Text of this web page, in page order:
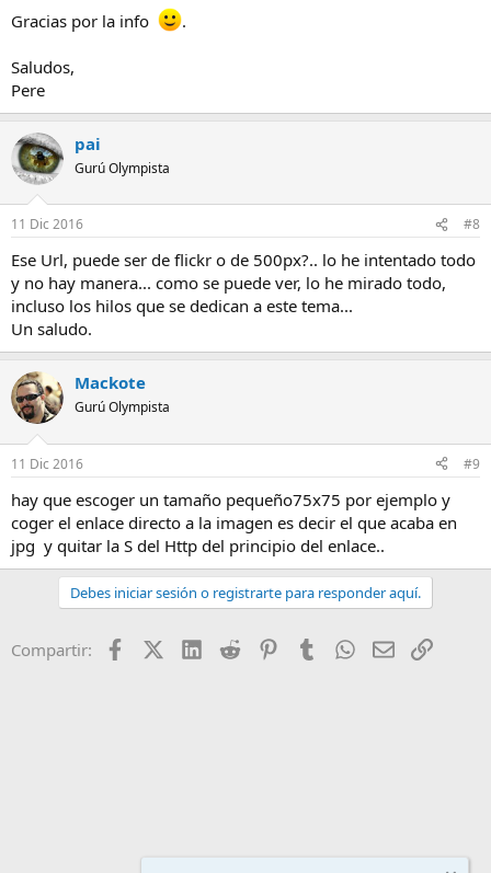
Gracias por la info .
Saludos,
Pere
pai
Gurú Olympista
11 Dic 2016 #8
Ese Url, puede ser de flickr o de 500px?.. lo he intentado todo
y no hay manera... como se puede ver, lo he mirado todo,
incluso los hilos que se dedican a este tema...
Un saludo.
Mackote
Gurú Olympista
11 Dic 2016 #9
hay que escoger un tamaño pequeño75x75 por ejemplo y
coger el enlace directo a la imagen es decir el que acaba en
jpg y quitar la S del Http del principio del enlace..
Debes iniciar sesión o registrarte para responder aquí.
Compartir: FacebookX (Twitter)
LinkedIn
Reddit PinterestTumblr WhatsApp
EmailEnlace